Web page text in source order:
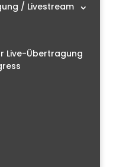
/ Livestream
Live-Übertragung